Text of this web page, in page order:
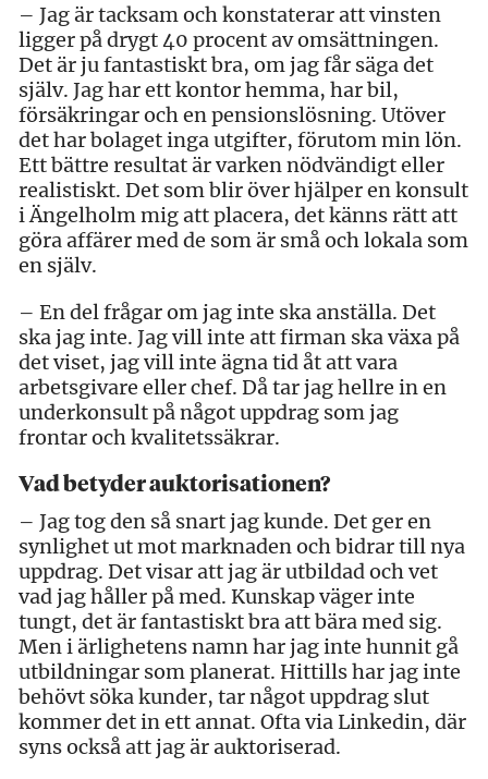
– Jag är tacksam och konstaterar att vinsten
ligger på drygt 40 procent av omsättningen.
Det är ju fantastiskt bra, om jag får säga det
själv. Jag har ett kontor hemma, har bil,
försäkringar och en pensionslösning. Utöver
det har bolaget inga utgifter, förutom min lön.
Ett bättre resultat är varken nödvändigt eller
realistiskt. Det som blir över hjälper en konsult
i Ängelholm mig att placera, det känns rätt att
göra affärer med de som är små och lokala som
en själv.
– En del frågar om jag inte ska anställa. Det
ska jag inte. Jag vill inte att firman ska växa på
det viset, jag vill inte ägna tid åt att vara
arbetsgivare eller chef. Då tar jag hellre in en
underkonsult på något uppdrag som jag
frontar och kvalitetssäkrar.
Vad betyder auktorisationen?
– Jag tog den så snart jag kunde. Det ger en
synlighet ut mot marknaden och bidrar till nya
uppdrag. Det visar att jag är utbildad och vet
vad jag håller på med. Kunskap väger inte
tungt, det är fantastiskt bra att bära med sig.
Men i ärlighetens namn har jag inte hunnit gå
utbildningar som planerat. Hittills har jag inte
behövt söka kunder, tar något uppdrag slut
kommer det in ett annat. Ofta via Linkedin, där
syns också att jag är auktoriserad.